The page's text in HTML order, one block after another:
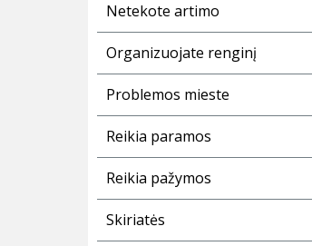
Netekote artimo
Organizuojate renginį
Problemos mieste
Reikia paramos
Reikia pažymos
Skiriatės